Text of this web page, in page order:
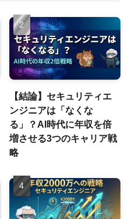
【結論】セキュリティエ
ンジニアは「なくな
る」？AI時代に年収を倍
増させる3つのキャリア戦
略